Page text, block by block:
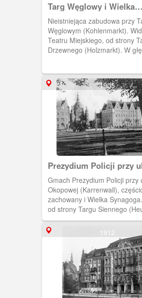
Targ Węglowy i Wielka
Synagoga
Nieistniejąca zabudowa przy
Węglowym (Kohlenmarkt).
Teatru Miejskiego, od strony
Drzewnego (Holzmarkt). W
1905
Prezydium Policji przy
Okopowej
Gmach Prezydium Policji przy
Okopowej (Karrenwall),
zachowany i Wielka
od strony Targu Siennego
(Ok. 1905) [IDX:1481,580]
1912